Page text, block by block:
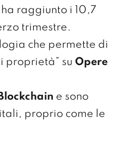
raggiunto i 10,7
trimestre.
che permette di
proprietà” su Opere
Blockchain e sono
proprio come le